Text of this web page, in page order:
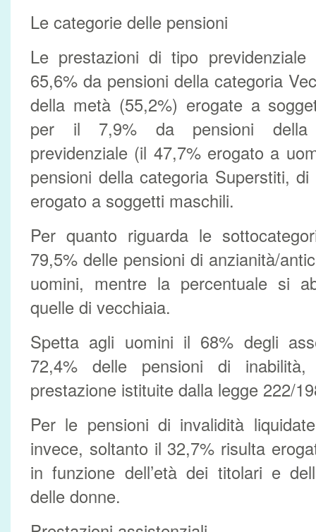
Le categorie delle pensioni
Le prestazioni di tipo
65,6% da pensioni della categoria
della metà (55,2%) erogate a
per il 7,9% da pensioni della
previdenziale (il 47,7% erogato a
pensioni della categoria Superstiti,
erogato a soggetti maschili.
Per quanto riguarda le
79,5% delle pensioni di anzianità/
uomini, mentre la percentuale si
quelle di vecchiaia.
Spetta agli uomini il 68% degli
72,4% delle pensioni di
prestazione istituite dalla legge 222/
Per le pensioni di invalidità
invece, soltanto il 32,7% risulta
in funzione dell’età dei titolari e
delle donne.